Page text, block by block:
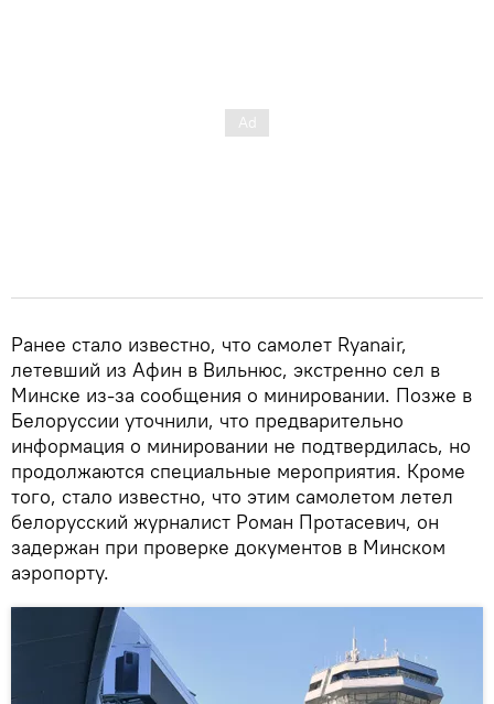
Ранее стало известно, что самолет Ryanair,
летевший из Афин в Вильнюс, экстренно сел в
Минске из-за сообщения о минировании. Позже в
Белоруссии уточнили, что предварительно
информация о минировании не подтвердилась, но
продолжаются специальные мероприятия. Кроме
того, стало известно, что этим самолетом летел
белорусский журналист Роман Протасевич, он
задержан при проверке документов в Минском
аэропорту.